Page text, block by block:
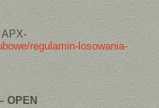
regulamin-losowania-
OPEN